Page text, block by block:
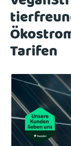
Tarifen